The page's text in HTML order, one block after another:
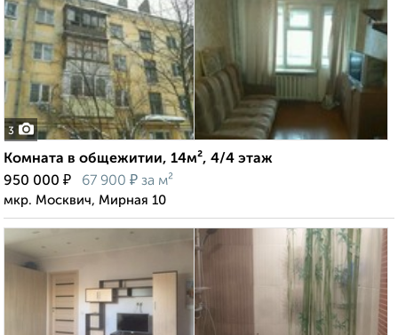
3
Комната в общежитии, 14м², 4/4 этаж
950 000 ₽ 67 900 ₽ за м²
мкр. Москвич, Мирная 10